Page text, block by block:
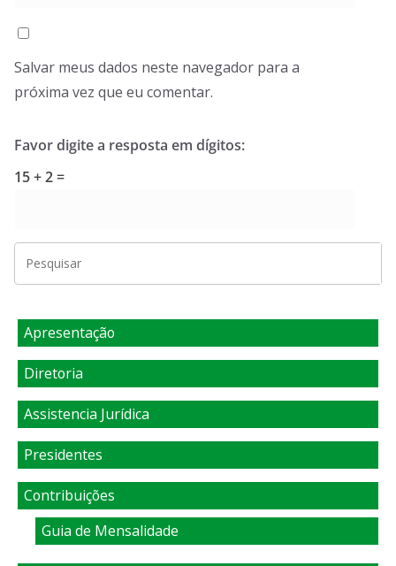
Salvar meus dados neste navegador para a
próxima vez que eu comentar.
Favor digite a resposta em dígitos:
15 + 2 =
Apresentação
Diretoria
Assistencia Jurídica
Presidentes
Contribuições
Guia de Mensalidade